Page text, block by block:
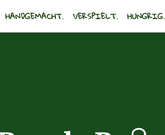
HANDGEMACHT. VERSPIELT. HUNGRIG.